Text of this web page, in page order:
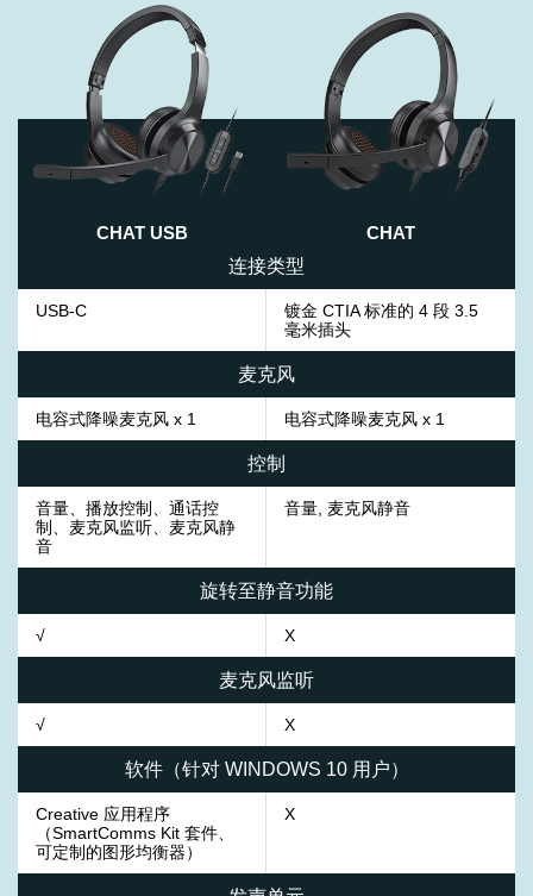
CHAT USB
CHAT
连接类型
USB-C
镀金 CTIA 标准的 4 段 3.5
毫米插头
麦克风
电容式降噪麦克风 x 1 电容式降噪麦克风 x 1
控制
音量、播放控制、通话控
制、麦克风监听、麦克风静
音
音量, 麦克风静音
旋转至静音功能
√ X
麦克风监听
√ X
软件（针对 WINDOWS 10 用户）
Creative 应用程序
（SmartComms Kit 套件、
可定制的图形均衡器）
X